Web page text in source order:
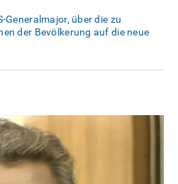
Generalmajor, über die zu
der Bevölkerung auf die neue